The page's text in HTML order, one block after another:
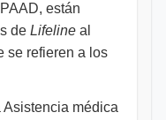
están
de Lifeline al
se refieren a los
médica